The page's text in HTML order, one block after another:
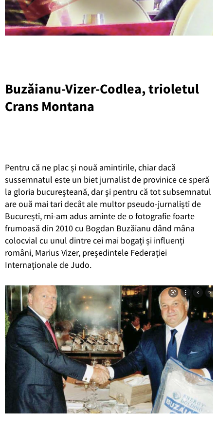
Buzăianu-Vizer-Codlea, trioletul
Crans Montana
Pentru că ne plac și nouă amintirile, chiar dacă
sussemnatul este un biet jurnalist de provinice ce speră
la gloria bucureșteană, dar și pentru că tot subsemnatul
are ouă mai tari decât ale multor pseudo-jurnaliști de
București, mi-am adus aminte de o fotografie foarte
frumoasă din 2010 cu Bogdan Buzăianu dând mâna
colocvial cu unul dintre cei mai bogați și influenți
români, Marius Vizer, președintele Federației
Internaționale de Judo.